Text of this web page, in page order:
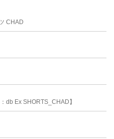
CHAD
db Ex SHORTS_CHAD】